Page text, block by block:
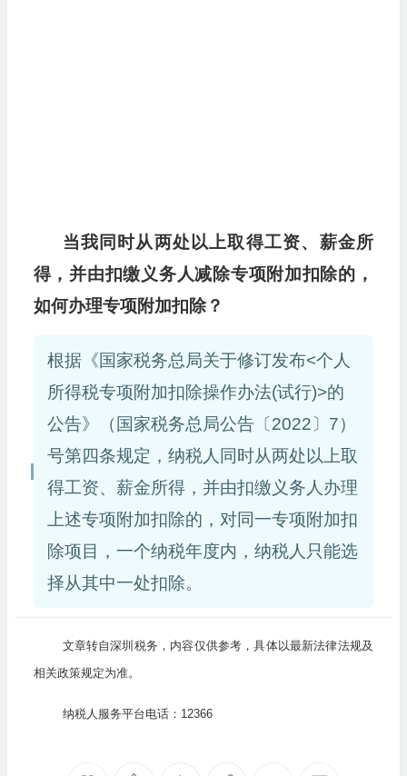
当我同时从两处以上取得工资、薪金所
得，并由扣缴义务人减除专项附加扣除的，
如何办理专项附加扣除？
根据《国家税务总局关于修订发布<个人
所得税专项附加扣除操作办法(试行)>的
公告》（国家税务总局公告〔2022〕7）
号第四条规定，纳税人同时从两处以上取
得工资、薪金所得，并由扣缴义务人办理
上述专项附加扣除的，对同一专项附加扣
除项目，一个纳税年度内，纳税人只能选
择从其中一处扣除。
文章转自深圳税务，内容仅供参考，具体以最新法律法规及
相关政策规定为准。
纳税人服务平台电话：12366